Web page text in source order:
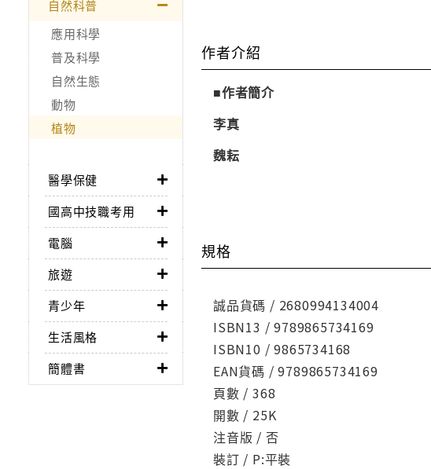
自然科普
應用科學
普及科學
自然生態
動物
植物
醫學保健
國高中技職考用
電腦
旅遊
青少年
生活風格
簡體書
作者介紹
■作者簡介
李真
魏耘
規格
誠品貨碼 / 2680994134004
ISBN13 / 9789865734169
ISBN10 / 9865734168
EAN貨碼 / 9789865734169
頁數 / 368
開數 / 25K
注音版 / 否
裝訂 / P:平裝